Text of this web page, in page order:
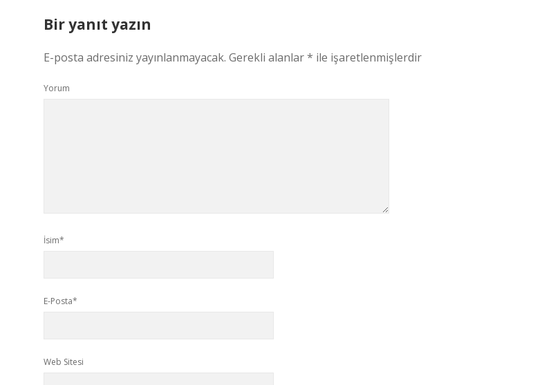
Bir yanıt yazın
E-posta adresiniz yayınlanmayacak. Gerekli alanlar* ile işaretlenmişlerdir
Yorum
İsim*
E-Posta*
Web Sitesi